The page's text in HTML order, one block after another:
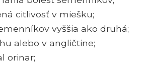
citlivosť v miešku;
vyššia ako druhá;
alebo v angličtine;
orinar;